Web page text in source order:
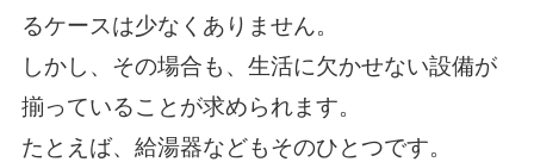
るケースは少なくありません。
しかし、その場合も、生活に欠かせない設備が
揃っていることが求められます。
たとえば、給湯器などもそのひとつです。